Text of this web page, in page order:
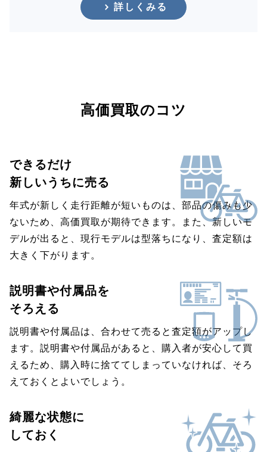
詳しくみる
高価買取のコツ
できるだけ
新しいうちに売る
年式が新しく走行距離が短いものは、部品の傷みも少
ないため、高価買取が期待できます。また、新しいモ
デルが出ると、現行モデルは型落ちになり、査定額は
大きく下がります。
説明書や付属品を
そろえる
説明書や付属品は、合わせて売ると査定額がアップし
ます。説明書や付属品があると、購入者が安心して買
えるため、購入時に捨ててしまっていなければ、そろ
えておくとよいでしょう。
綺麗な状態に
しておく